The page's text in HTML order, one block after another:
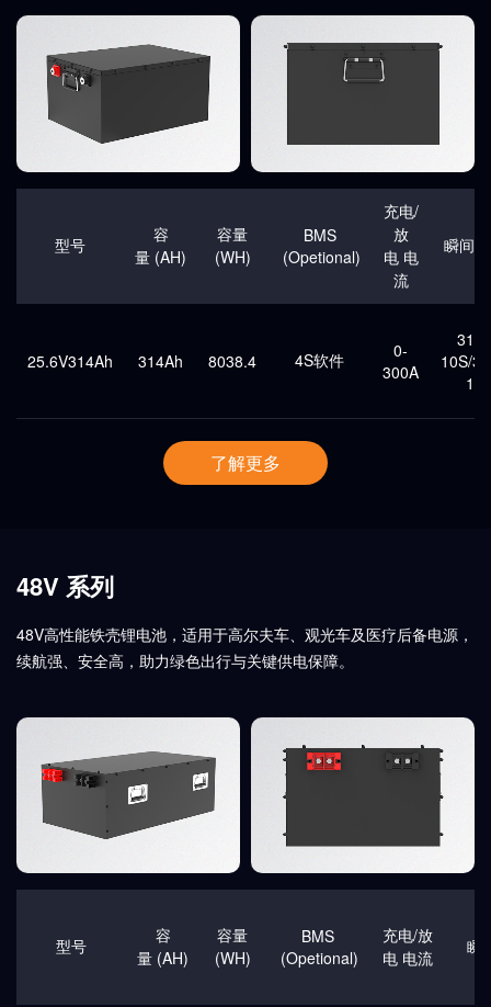
型号
容
量 (AH)
容量
(WH)
BMS
(Opetional)
充电/
放
电 电
流
瞬间
25.6V314Ah 314Ah 8038.4 4S软件
0-
300A
10S/
1S
了解更多
48V 系列
48V高性能铁壳锂电池，适用于高尔夫车、观光车及医疗后备电源，
续航强、安全高，助力绿色出行与关键供电保障。
型号
容
量 (AH)
容量
(WH)
BMS
(Opetional)
充电/放
电 电流
瞬